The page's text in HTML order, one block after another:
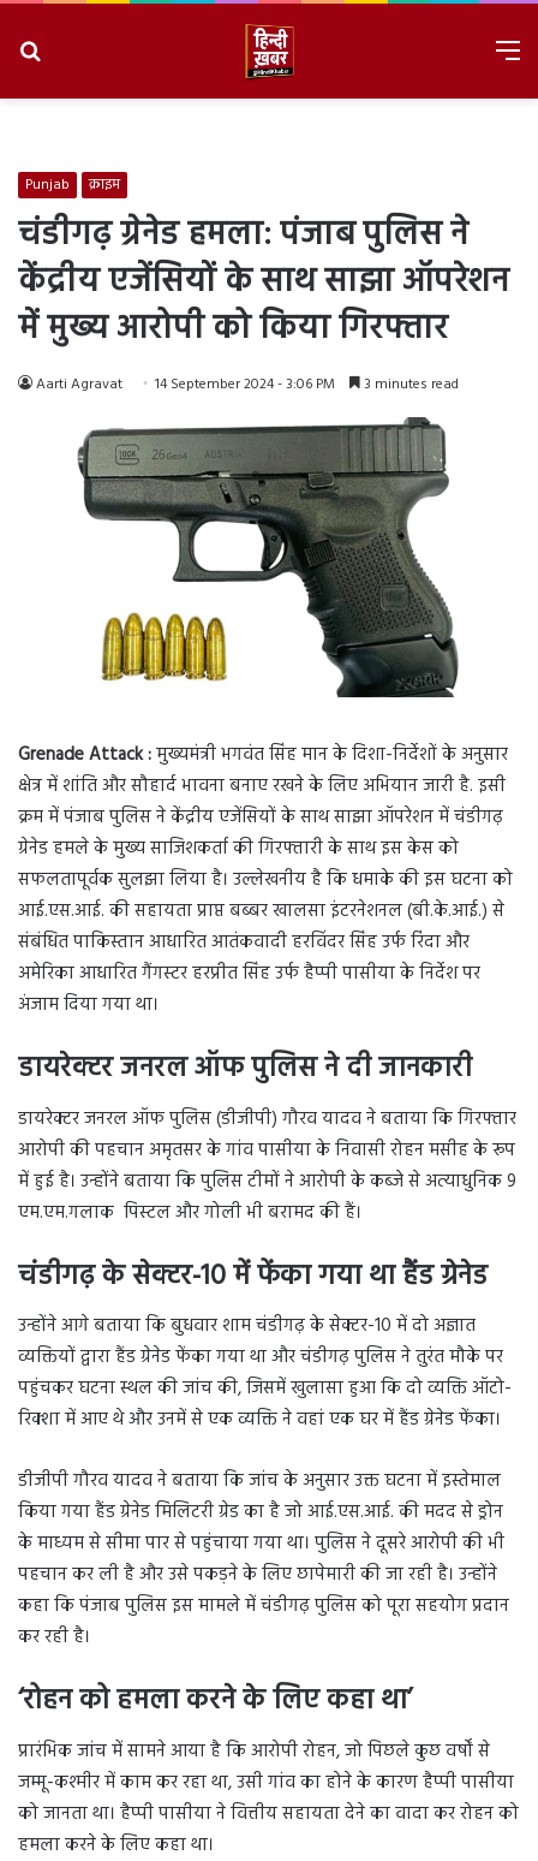
Punjab क्राइम
चंडीगढ़ ग्रेनेड हमला: पंजाब पुलिस ने
केंद्रीय एजेंसियों के साथ साझा ऑपरेशन
में मुख्य आरोपी को किया गिरफ्तार
Aarti Agravat 14 September 2024 - 3:06 PM 3 minutes read
Grenade Attack :मुख्यमंत्री भगवंत सिंह मान के दिशा-निर्देशों के अनुसार
क्षेत्र में शांति और सौहार्द भावना बनाए रखने के लिए अभियान जारी है. इसी
क्रम में पंजाब पुलिस ने केंद्रीय एजेंसियों के साथ साझा ऑपरेशन में चंडीगढ़
ग्रेनेड हमले के मुख्य साजिशकर्ता की गिरफ्तारी के साथ इस केस को
सफलतापूर्वक सुलझा लिया है। उल्लेखनीय है कि धमाके की इस घटना को
आई.एस.आई. की सहायता प्राप्त बब्बर खालसा इंटरनेशनल (बी.के.आई.) से
संबंधित पाकिस्तान आधारित आतंकवादी हरविंदर सिंह उर्फ रिंदा और
अमेरिका आधारित गैंगस्टर हरप्रीत सिंह उर्फ हैप्पी पासीया के निर्देश पर
अंजाम दिया गया था।
डायरेक्टर जनरल ऑफ पुलिस ने दी जानकारी
डायरेक्टर जनरल ऑफ पुलिस (डीजीपी) गौरव यादव ने बताया कि गिरफ्तार
आरोपी की पहचान अमृतसर के गांव पासीया के निवासी रोहन मसीह के रूप
में हुई है। उन्होंने बताया कि पुलिस टीमों ने आरोपी के कब्जे से अत्याधुनिक 9
एम.एम.गलाक पिस्टल और गोली भी बरामद की हैं।
चंडीगढ़ के सेक्टर-10 में फेंका गया था हैंड ग्रेनेड
उन्होंने आगे बताया कि बुधवार शाम चंडीगढ़ के सेक्टर-10 में दो अज्ञात
व्यक्तियों द्वारा हैंड ग्रेनेड फेंका गया था और चंडीगढ़ पुलिस ने तुरंत मौके पर
पहुंचकर घटना स्थल की जांच की, जिसमें खुलासा हुआ कि दो व्यक्ति ऑटो-
रिक्शा में आए थे और उनमें से एक व्यक्ति ने वहां एक घर में हैंड ग्रेनेड फेंका।
डीजीपी गौरव यादव ने बताया कि जांच के अनुसार उक्त घटना में इस्तेमाल
किया गया हैंड ग्रेनेड मिलिटरी ग्रेड का है जो आई.एस.आई. की मदद से ड्रोन
के माध्यम से सीमा पार से पहुंचाया गया था। पुलिस ने दूसरे आरोपी की भी
पहचान कर ली है और उसे पकड़ने के लिए छापेमारी की जा रही है। उन्होंने
कहा कि पंजाब पुलिस इस मामले में चंडीगढ़ पुलिस को पूरा सहयोग प्रदान
कर रही है।
‘रोहन को हमला करने के लिए कहा था’
प्रारंभिक जांच में सामने आया है कि आरोपी रोहन, जो पिछले कुछ वर्षों से
जम्मू-कश्मीर में काम कर रहा था, उसी गांव का होने के कारण हैप्पी पासीया
को जानता था। हैप्पी पासीया ने वित्तीय सहायता देने का वादा कर रोहन को
हमला करने के लिए कहा था।